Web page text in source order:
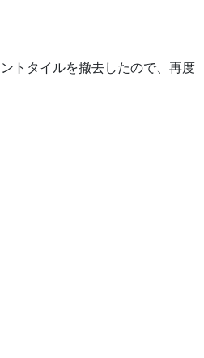
トタイルを撤去したので、再度